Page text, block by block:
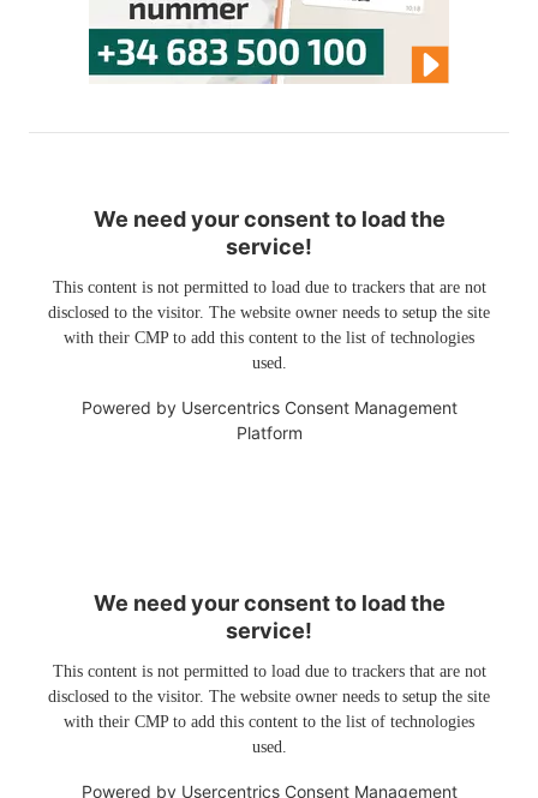
We need your consent to load the
service!
This content is not permitted to load due to trackers that are not
disclosed to the visitor. The website owner needs to setup the site
with their CMP to add this content to the list of technologies
used.
Powered by Usercentrics Consent Management
Platform
We need your consent to load the
service!
This content is not permitted to load due to trackers that are not
disclosed to the visitor. The website owner needs to setup the site
with their CMP to add this content to the list of technologies
used.
Powered by Usercentrics Consent Management